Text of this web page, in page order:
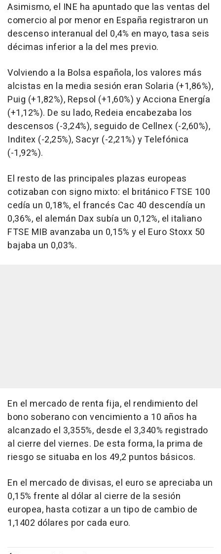
Asimismo, el INE ha apuntado que las ventas del
comercio al por menor en España registraron un
descenso interanual del 0,4% en mayo, tasa seis
décimas inferior a la del mes previo.
Volviendo a la Bolsa española, los valores más
alcistas en la media sesión eran Solaria (+1,86%),
Puig (+1,82%), Repsol (+1,60%) y Acciona Energía
(+1,12%). De su lado, Redeia encabezaba los
descensos (-3,24%), seguido de Cellnex (-2,60%),
Inditex (-2,25%), Sacyr (-2,21%) y Telefónica
(-1,92%).
El resto de las principales plazas europeas
cotizaban con signo mixto: el británico FTSE 100
cedía un 0,18%, el francés Cac 40 descendía un
0,36%, el alemán Dax subía un 0,12%, el italiano
FTSE MIB avanzaba un 0,15% y el Euro Stoxx 50
bajaba un 0,03%.
En el mercado de renta fija, el rendimiento del
bono soberano con vencimiento a 10 años ha
alcanzado el 3,355%, desde el 3,340% registrado
al cierre del viernes. De esta forma, la prima de
riesgo se situaba en los 49,2 puntos básicos.
En el mercado de divisas, el euro se apreciaba un
0,15% frente al dólar al cierre de la sesión
europea, hasta cotizar a un tipo de cambio de
1,1402 dólares por cada euro.